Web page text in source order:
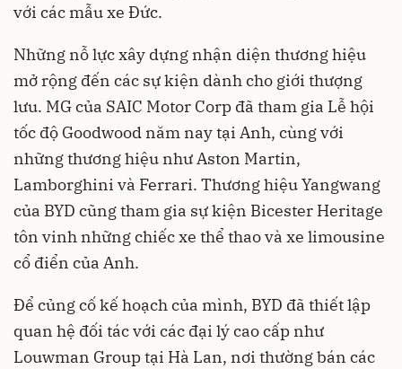
với các mẫu xe Đức.
Những nỗ lực xây dựng nhận diện thương hiệu
mở rộng đến các sự kiện dành cho giới thượng
lưu. MG của SAIC Motor Corp đã tham gia Lễ hội
tốc độ Goodwood năm nay tại Anh, cùng với
những thương hiệu như Aston Martin,
Lamborghini và Ferrari. Thương hiệu Yangwang
của BYD cũng tham gia sự kiện Bicester Heritage
tôn vinh những chiếc xe thể thao và xe limousine
cổ điển của Anh.
Để củng cố kế hoạch của mình, BYD đã thiết lập
quan hệ đối tác với các đại lý cao cấp như
Louwman Group tại Hà Lan, nơi thường bán các